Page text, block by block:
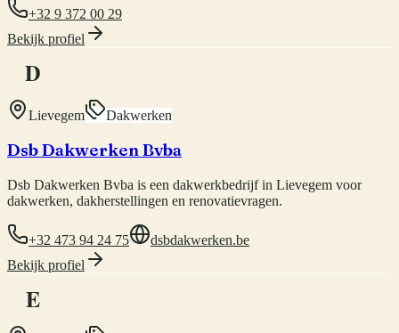
+32 9 372 00 29
Bekijk profiel
D
Lievegem Dakwerken
Dsb Dakwerken Bvba
Dsb Dakwerken Bvba is een dakwerkbedrijf in Lievegem voor
dakwerken, dakherstellingen en renovatievragen.
+32 473 94 24 75
dsbdakwerken.be
Bekijk profiel
E